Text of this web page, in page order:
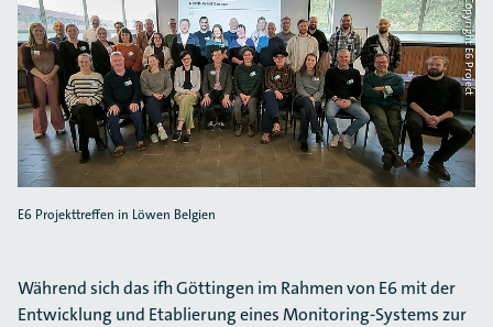
E6 Projekttreffen in Löwen Belgien
Copyright E6 Project
Während sich das ifh Göttingen im Rahmen von E6 mit der
Entwicklung und Etablierung eines Monitoring-Systems zur